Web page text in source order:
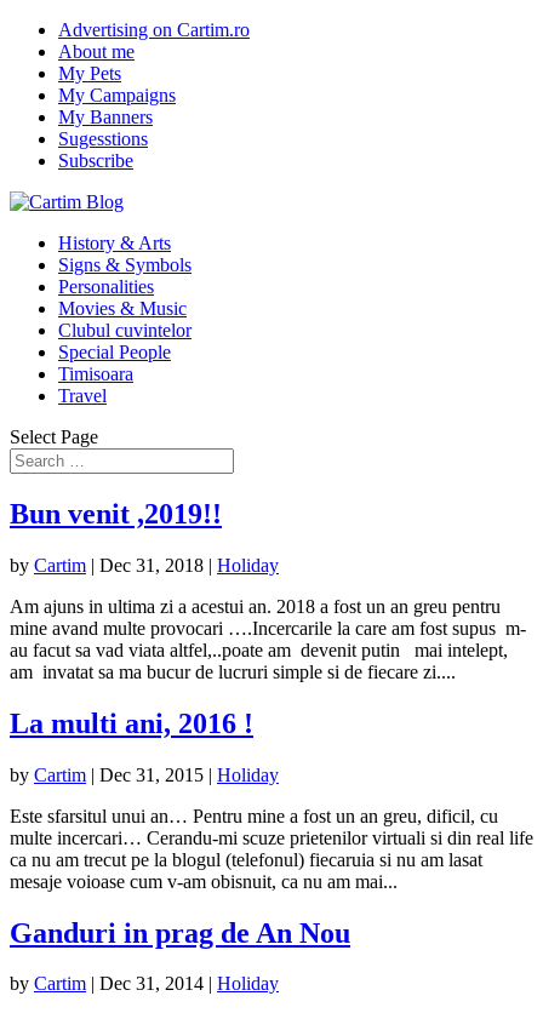
Advertising on Cartim.ro
About me
My Pets
My Campaigns
My Banners
Sugesstions
Subscribe
History & Arts
Signs & Symbols
Personalities
Movies & Music
Clubul cuvintelor
Special People
Timisoara
Travel
Select Page
Bun venit ,2019!!
by Cartim | Dec 31, 2018 | Holiday
Am ajuns in ultima zi a acestui an. 2018 a fost un an greu pentru
mine avand multe provocari ….Incercarile la care am fost supus m-
au facut sa vad viata altfel,..poate am devenit putin mai intelept,
am invatat sa ma bucur de lucruri simple si de fiecare zi....
La multi ani, 2016 !
by Cartim | Dec 31, 2015 | Holiday
Este sfarsitul unui an… Pentru mine a fost un an greu, dificil, cu
multe incercari… Cerandu-mi scuze prietenilor virtuali si din real life
ca nu am trecut pe la blogul (telefonul) fiecaruia si nu am lasat
mesaje voioase cum v-am obisnuit, ca nu am mai...
Ganduri in prag de An Nou
by Cartim | Dec 31, 2014 | Holiday